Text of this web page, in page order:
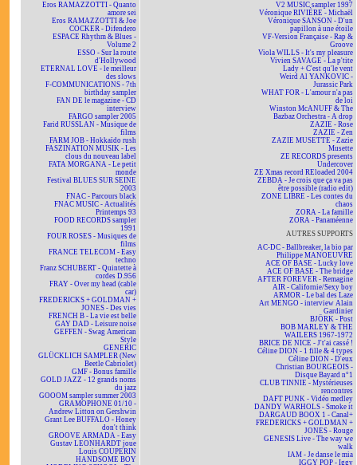
Eros RAMAZZOTTI - Quanto
amore sei
Eros RAMAZZOTTI & Joe
COCKER - Difendero
ESPACE Rhythm & Blues -
Volume 2
ESSO - Sur la route
d'Hollywood
ETERNAL LOVE - le meilleur
des slows
F-COMMUNICATIONS - 7th
birthday sampler
FAN DE le magazine - CD
interview
FARGO sampler 2005
Farid RUSSLAN - Musique de
films
FARM JOB - Hokkaïdo rush
FASZINATION MUSIK - Les
clous du nouveau label
FATA MORGANA - Le petit
monde
Festival BLUES SUR SEINE
2003
FNAC - Parcours black
FNAC MUSIC - Actualités
Printemps 93
FOOD RECORDS sampler
1991
FOUR ROSES - Musiques de
films
FRANCE TELECOM - Easy
techno
Franz SCHUBERT - Quintette à
cordes D.956
FRAY - Over my head (cable
car)
FREDERICKS + GOLDMAN +
JONES - Des vies
FRENCH B - La vie est belle
GAY DAD - Leisure noise
GEFFEN - Swag American
Style
GENERIC
GLÜCKLICH SAMPLER (New
Beetle Cabriolet)
GMF - Bonus famille
GOLD JAZZ - 12 grands noms
du jazz
GOOOM sampler summer 2003
GRAMOPHONE 01/10 -
Andrew Litton on Gershwin
Grant Lee BUFFALO - Honey
don't think
GROOVE ARMADA - Easy
Gustav LEONHARDT joue
Louis COUPERIN
HANDSOME BOY
V2 MUSIC sampler 1997
Véronique RIVIÈRE - Michaël
Véronique SANSON - D'un
papillon à une étoile
VF-Version Française - Rap &
Groove
Viola WILLS - It's my pleasure
Vivien SAVAGE - La p'tite
Lady + C'est qu'le vent
Weird Al YANKOVIC -
Jurassic Park
WHAT FOR - L'amour n'a pas
de loi
Winston McANUFF & The
Bazbaz Orchestra - A drop
ZAZIE - Rose
ZAZIE - Zen
ZAZIE MUSETTE - Zazie
Musette
ZE RECORDS presents
Undercover
ZE Xmas record REloaded 2004
ZEBDA - Je crois que ça va pas
être possible (radio edit)
ZONE LIBRE - Les contes du
chaos
ZORA - La famille
ZORA - Panaméenne
AUTRES SUPPORTS
AC-DC - Ballbreaker, la bio par
Philippe MANOEUVRE
ACE OF BASE - Lucky love
ACE OF BASE - The bridge
AFTER FOREVER - Remagine
AIR - Californie/Sexy boy
ARMOR - Le bal des Laze
Art MENGO - interview Alain
Gardinier
BJÖRK - Post
BOB MARLEY & THE
WAILERS 1967-1972
BRICE DE NICE - J't'ai cassé !
Céline DION - 1 fille & 4 types
Céline DION - D'eux
Christian BOURGEOIS -
Disque Bayard n°1
CLUB TINNIE - Mystérieuses
rencontres
DAFT PUNK - Vidéo medley
DANDY WARHOLS - Smoke it
DARGAUD BOOX 1 - Canal+
FREDERICKS + GOLDMAN +
JONES - Rouge
GENESIS Live - The way we
walk
IAM - Je danse le mia
IGGY POP - Iggy